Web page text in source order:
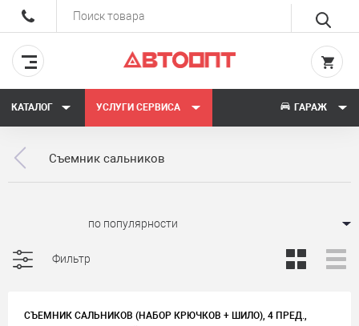
КАТАЛОГ УСЛУГИ СЕРВИСА ГАРАЖ
Съемник сальников
Фильтр
СЪЕМНИК САЛЬНИКОВ (НАБОР КРЮЧКОВ + ШИЛО), 4 ПРЕД.,